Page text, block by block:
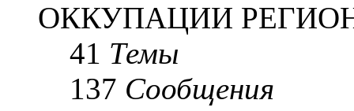
ОККУПАЦИИ
41 Темы
137 Сообщения